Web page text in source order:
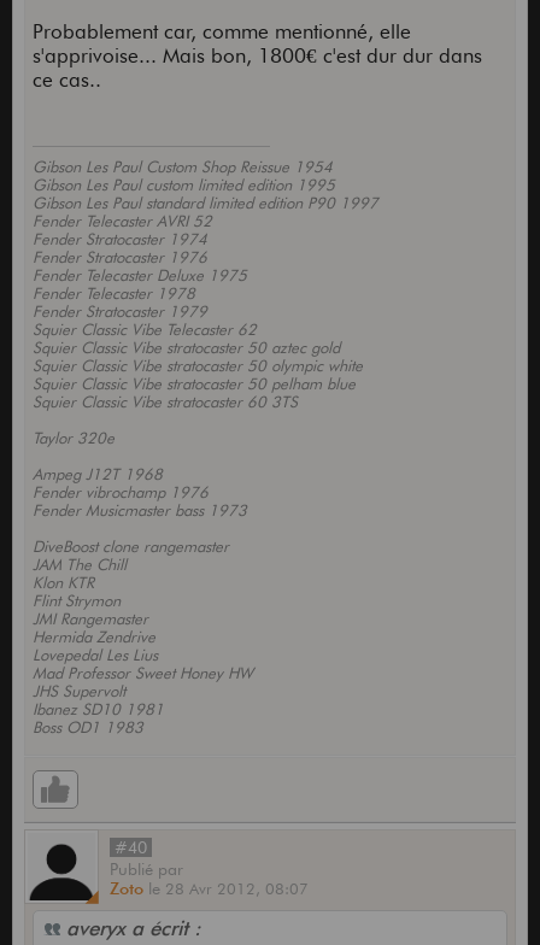
Probablement car, comme mentionné, elle
s'apprivoise... Mais bon, 1800€ c'est dur dur dans
ce cas..
Gibson Les Paul Custom Shop Reissue 1954
Gibson Les Paul custom limited edition 1995
Gibson Les Paul standard limited edition P90 1997
Fender Telecaster AVRI 52
Fender Stratocaster 1974
Fender Stratocaster 1976
Fender Telecaster Deluxe 1975
Fender Telecaster 1978
Fender Stratocaster 1979
Squier Classic Vibe Telecaster 62
Squier Classic Vibe stratocaster 50 aztec gold
Squier Classic Vibe stratocaster 50 olympic white
Squier Classic Vibe stratocaster 50 pelham blue
Squier Classic Vibe stratocaster 60 3TS
Taylor 320e
Ampeg J12T 1968
Fender vibrochamp 1976
Fender Musicmaster bass 1973
DiveBoost clone rangemaster
JAM The Chill
Klon KTR
Flint Strymon
JMI Rangemaster
Hermida Zendrive
Lovepedal Les Lius
Mad Professor Sweet Honey HW
JHS Supervolt
Ibanez SD10 1981
Boss OD1 1983
#40
Publié par
Zoto le 28 Avr 2012, 08:07
averyx a écrit :